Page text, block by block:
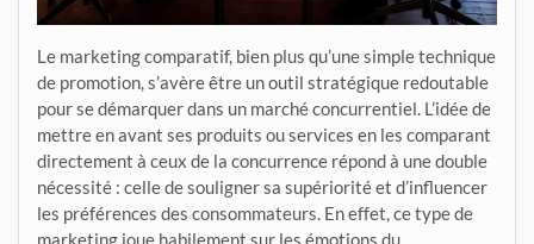
Le marketing comparatif, bien plus qu’une simple technique
de promotion, s’avère être un outil stratégique redoutable
pour se démarquer dans un marché concurrentiel. L’idée de
mettre en avant ses produits ou services en les comparant
directement à ceux de la concurrence répond à une double
nécessité : celle de souligner sa supériorité et d’influencer
les préférences des consommateurs. En effet, ce type de
marketing joue habilement sur les émotions du